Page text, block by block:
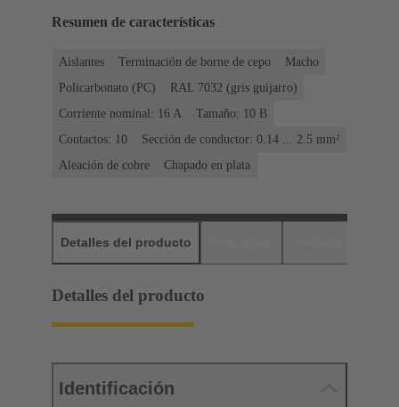
Resumen de características
Aislantes Terminación de borne de cepo
Macho
Policarbonato (PC)
RAL 7032 (gris guijarro)
Corriente nominal: ‌16 A
Tamaño: 10 B
Contactos: 10
Sección de conductor: 0.14 ... 2.5 mm²
Aleación de cobre
Chapado en plata
Detalles del producto
Detalles del producto
Identificación